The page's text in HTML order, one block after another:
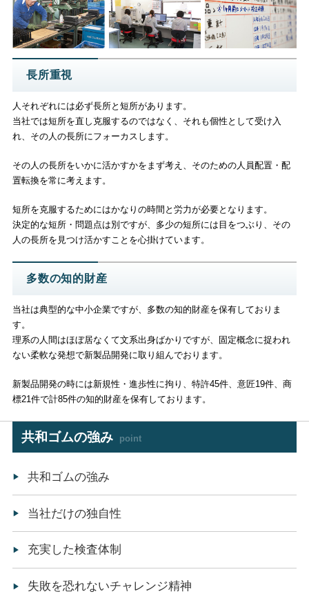
長所重視
人それぞれには必ず長所と短所があります。
当社では短所を直し克服するのではなく、それも個性として受け入
れ、その人の長所にフォーカスします。
その人の長所をいかに活かすかをまず考え、そのための人員配置・配
置転換を常に考えます。
短所を克服するためにはかなりの時間と労力が必要となります。
決定的な短所・問題点は別ですが、多少の短所には目をつぶり、その
人の長所を見つけ活かすことを心掛けています。
多数の知的財産
当社は典型的な中小企業ですが、多数の知的財産を保有しておりま
す。
理系の人間はほぼ居なくて文系出身ばかりですが、固定概念に捉われ
ない柔軟な発想で新製品開発に取り組んでおります。
新製品開発の時には新規性・進歩性に拘り、特許45件、意匠19件、商
標21件で計85件の知的財産を保有しております。
共和ゴムの強み point
共和ゴムの強み
当社だけの独自性
充実した検査体制
失敗を恐れないチャレンジ精神